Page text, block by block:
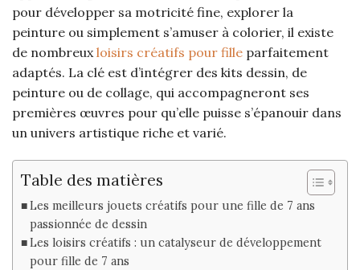
pour développer sa motricité fine, explorer la
peinture ou simplement s’amuser à colorier, il existe
de nombreux loisirs créatifs pour fille parfaitement
adaptés. La clé est d’intégrer des kits dessin, de
peinture ou de collage, qui accompagneront ses
premières œuvres pour qu’elle puisse s’épanouir dans
un univers artistique riche et varié.
Table des matières
Les meilleurs jouets créatifs pour une fille de 7 ans
passionnée de dessin
Les loisirs créatifs : un catalyseur de développement
pour fille de 7 ans